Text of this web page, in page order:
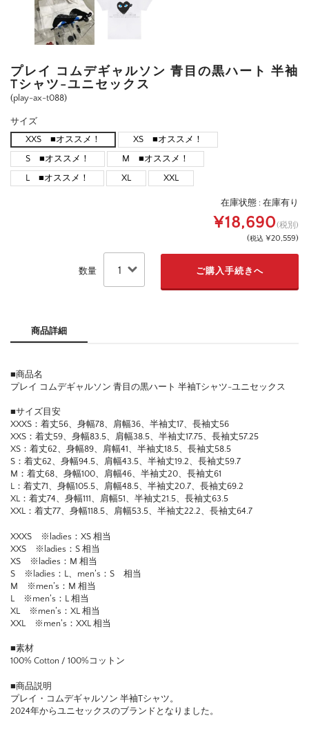
プレイ コムデギャルソン 青目の黒ハート 半袖
Tシャツ-ユニセックス
(play-ax-t088)
サイズ
XXS ■オススメ！
XS ■オススメ！
S ■オススメ！
M ■オススメ！
L ■オススメ！
XL XXL
在庫状態 : 在庫有り
¥18,690(税別)
(税込 ¥20,559)
数量
商品詳細
■商品名
プレイ コムデギャルソン 青目の黒ハート 半袖Tシャツ-ユニセックス
■サイズ目安
XXXS：着丈56、身幅78、肩幅36、半袖丈17、長袖丈56
XXS：着丈59、身幅83.5、肩幅38.5、半袖丈17.75、長袖丈57.25
XS：着丈62、身幅89、肩幅41、半袖丈18.5、長袖丈58.5
S：着丈62、身幅94.5、肩幅43.5、半袖丈19.2、長袖丈59.7
M：着丈68、身幅100、肩幅46、半袖丈20、長袖丈61
L：着丈71、身幅105.5、肩幅48.5、半袖丈20.7、長袖丈69.2
XL：着丈74、身幅111、肩幅51、半袖丈21.5、長袖丈63.5
XXL：着丈77、身幅118.5、肩幅53.5、半袖丈22.2、長袖丈64.7
XXXS ※ladies：XS 相当
XXS ※ladies：S 相当
XS ※ladies：M 相当
S ※ladies：L、men’s：S 相当
M ※men’s：M 相当
L ※men’s：L 相当
XL ※men’s：XL 相当
XXL ※men’s：XXL 相当
■素材
100% Cotton / 100%コットン
■商品説明
プレイ・コムデギャルソン 半袖Tシャツ。
2024年からユニセックスのブランドとなりました。